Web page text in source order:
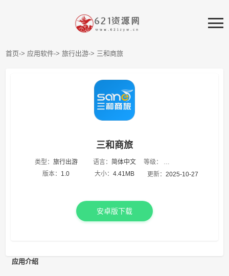
首页-> 应用软件-> 旅行出游-> 三和商旅
三和商旅
类型： 旅行出游
版本： 1.0
语言： 简体中文
大小： 4.41MB
等级：
★
更新：2025-10-27
安卓版下载
应用介绍